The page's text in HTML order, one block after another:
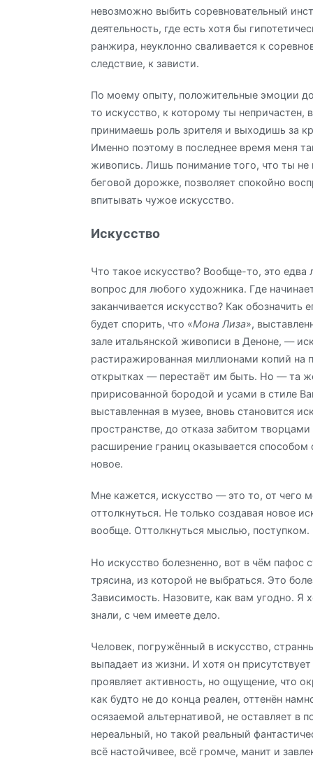
невозможно выбить соревновательный
деятельность, где есть хотя бы
ранжира, неуклонно сваливается к
следствие, к зависти.
По моему опыту, положительные эмоции
то искусство, к которому ты непричастен,
принимаешь роль зрителя и выходишь за
Именно поэтому в последнее время меня
живопись. Лишь понимание того, что ты не
беговой дорожке, позволяет спокойно
впитывать чужое искусство.
Искусство
Что такое искусство? Вообще-то, это едва
вопрос для любого художника. Где
заканчивается искусство? Как обозначить
будет спорить, что «Мона Лиза»,
зале итальянской живописи в Деноне, —
растиражированная миллионами копий на
открытках — перестаёт им быть. Но — та
пририсованной бородой и усами в стиле
выставленная в музее, вновь становится
пространстве, до отказа забитом
расширение границ оказывается способом
новое.
Мне кажется, искусство — это то, от чего
оттолкнуться. Не только создавая новое
вообще. Оттолкнуться мыслью, поступком.
Но искусство болезненно, вот в чём пафос
трясина, из которой не выбраться. Это
Зависимость. Назовите, как вам угодно. Я
знали, с чем имеете дело.
Человек, погружённый в искусство,
выпадает из жизни. И хотя он
проявляет активность, но ощущение, что
как будто не до конца реален, оттенён
осязаемой альтернативой, не оставляет в
нереальный, но такой реальный
всё настойчивее, всё громче, манит и